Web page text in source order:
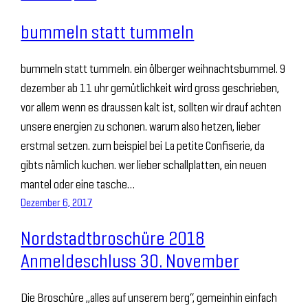
bummeln statt tummeln
bummeln statt tummeln. ein ölberger weihnachtsbummel. 9
dezember ab 11 uhr gemütlichkeit wird gross geschrieben,
vor allem wenn es draussen kalt ist, sollten wir drauf achten
unsere energien zu schonen. warum also hetzen, lieber
erstmal setzen. zum beispiel bei La petite Confiserie, da
gibts nämlich kuchen. wer lieber schallplatten, ein neuen
mantel oder eine tasche…
Dezember 6, 2017
Nordstadtbroschüre 2018
Anmeldeschluss 30. November
Die Broschüre „alles auf unserem berg“, gemeinhin einfach